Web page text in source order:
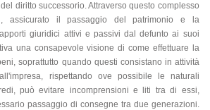
diritto successorio. Attraverso questo complesso
assicurato il passaggio del patrimonio e la
giuridici attivi e passivi dal defunto ai suoi
una consapevole visione di come effettuare la
soprattutto quando questi consistano in attività
rispettando ove possibile le naturali
può evitare incomprensioni e liti tra di essi,
passaggio di consegne tra due generazioni.